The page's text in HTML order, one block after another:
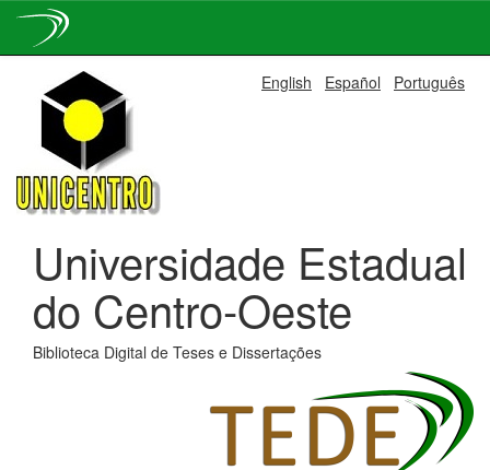
navigation
English Español Português
Universidade Estadual
do Centro-Oeste
Biblioteca Digital de Teses e Dissertações